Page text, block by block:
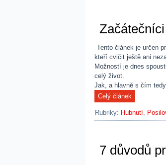
Tento článek je určen
kteří cvičit ještě ani
Možností je dnes
celý život.
Jak, a hlavně s čím
Rubriky: Hubnutí,
7 důvodů